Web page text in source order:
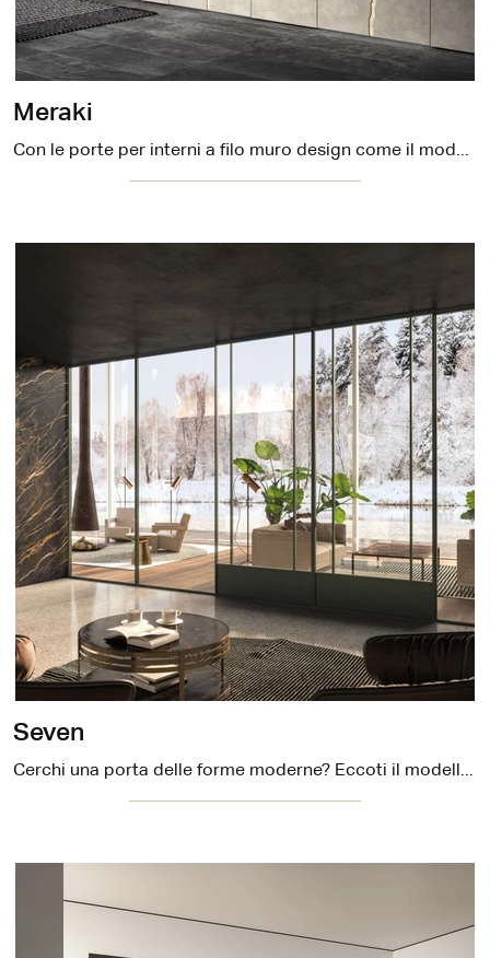
Meraki
Con le porte per interni a filo muro design come il modello Meraki di DoorArreda potrai completare il tuo progetto d'arredo.
Seven
Cerchi una porta delle forme moderne? Eccoti il modello Seven tra le Porte interne scorrevoli di DoorArreda.